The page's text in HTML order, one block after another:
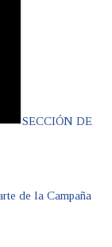
SECCIÓN DE
de la Campaña